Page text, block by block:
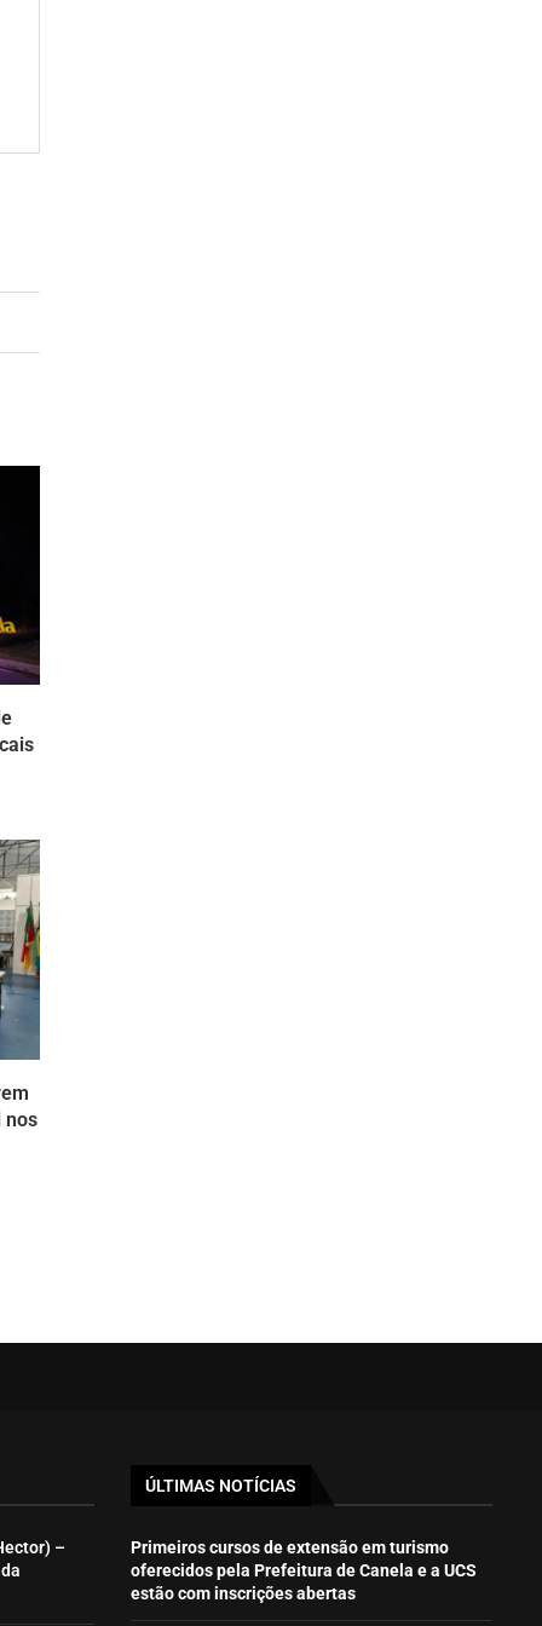
nos
–
ÚLTIMAS NOTÍCIAS
Primeiros cursos de extensão em turismo
oferecidos pela Prefeitura de Canela e a UCS
estão com inscrições abertas